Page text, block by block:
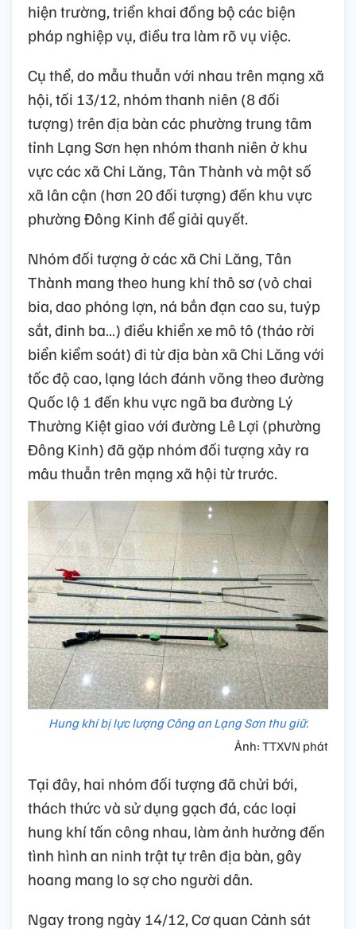
hiện trường, triển khai đồng bộ các biện
pháp nghiệp vụ, điều tra làm rõ vụ việc.
Cụ thể, do mẫu thuẫn với nhau trên mạng xã
hội, tối 13/12, nhóm thanh niên (8 đối
tượng) trên địa bàn các phường trung tâm
tỉnh Lạng Sơn hẹn nhóm thanh niên ở khu
vực các xã Chi Lăng, Tân Thành và một số
xã lân cận (hơn 20 đối tượng) đến khu vực
phường Đông Kinh để giải quyết.
Nhóm đối tượng ở các xã Chi Lăng, Tân
Thành mang theo hung khí thô sơ (vỏ chai
bia, dao phóng lợn, ná bắn đạn cao su, tuýp
sắt, đinh ba…) điều khiển xe mô tô (tháo rời
biển kiểm soát) đi từ địa bàn xã Chi Lăng với
tốc độ cao, lạng lách đánh võng theo đường
Quốc lộ 1 đến khu vực ngã ba đường Lý
Thường Kiệt giao với đường Lê Lợi (phường
Đông Kinh) đã gặp nhóm đối tượng xảy ra
mâu thuẫn trên mạng xã hội từ trước.
Hung khí bị lực lượng Công an Lạng Sơn thu giữ.
Ảnh: TTXVN phát
Tại đây, hai nhóm đối tượng đã chửi bới,
thách thức và sử dụng gạch đá, các loại
hung khí tấn công nhau, làm ảnh hưởng đến
tình hình an ninh trật tự trên địa bàn, gây
hoang mang lo sợ cho người dân.
Ngay trong ngày 14/12, Cơ quan Cảnh sát